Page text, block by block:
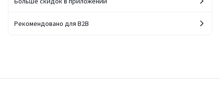
Рекомендовано для B2B